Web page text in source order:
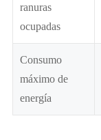
ranuras
ocupadas
Consumo
máximo de
energía